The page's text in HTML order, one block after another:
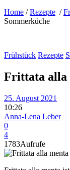
Home /Rezepte /
Sommerküche
Frühstück Rezepte
Frittata alla
25. August 2021
10:26
Anna-Lena Leber
0
4
1783Aufrufe